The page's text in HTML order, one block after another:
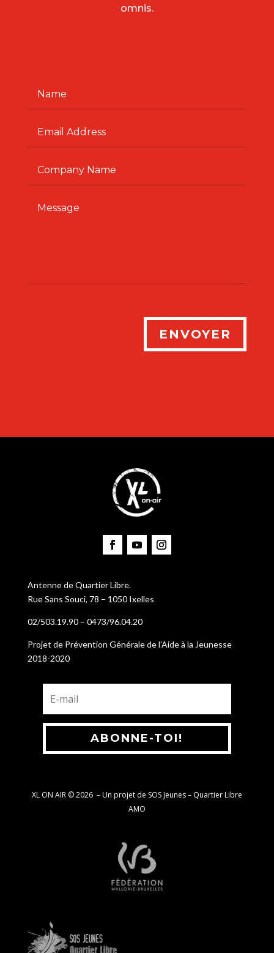
omnis.
ENVOYER
Antenne de Quartier Libre.
Rue Sans Souci, 78 – 1050 Ixelles
02/503.19.90 – 0473/96.04.20
Projet de Prévention Générale de l’Aide à la Jeunesse
2018-2020
ABONNE-TOI!
XL ON AIR © 2026 –Un projet de SOS Jeunes – Quartier Libre
AMO